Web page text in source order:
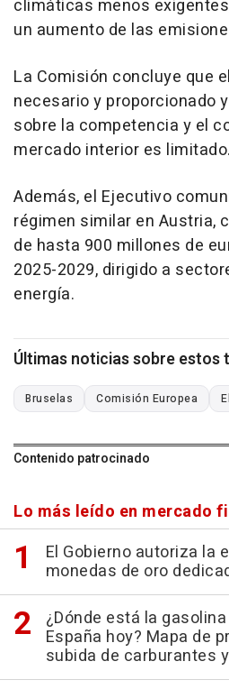
climáticas menos
un aumento de las
La Comisión concluye que
necesario y proporcionado
sobre la competencia y el
mercado interior es limitado.
Además, el Ejecutivo
régimen similar en Austria,
de hasta 900 millones de
2025-2029, dirigido a
energía.
Últimas noticias sobre estos
Bruselas Comisión Europea
Contenido patrocinado
Lo más leído en mercado
El Gobierno autoriza la
monedas de oro
¿Dónde está la
España hoy? Mapa de
subida de carburantes